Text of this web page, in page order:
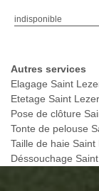
indisponible
Autres services
Elagage Saint
Etetage Saint
Pose de clôture
Tonte de pelouse
Taille de haie
Déssouchage